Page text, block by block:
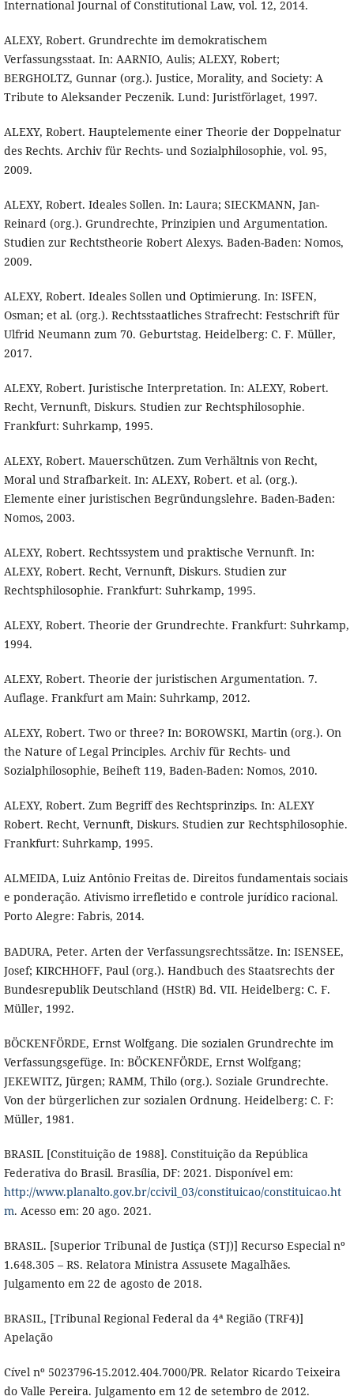
International Journal of Constitutional Law, vol. 12, 2014.
ALEXY, Robert. Grundrechte im demokratischem
Verfassungsstaat. In: AARNIO, Aulis; ALEXY, Robert;
BERGHOLTZ, Gunnar (org.). Justice, Morality, and Society: A
Tribute to Aleksander Peczenik. Lund: Juristförlaget, 1997.
ALEXY, Robert. Hauptelemente einer Theorie der Doppelnatur
des Rechts. Archiv für Rechts- und Sozialphilosophie, vol. 95,
2009.
ALEXY, Robert. Ideales Sollen. In: Laura; SIECKMANN, Jan-
Reinard (org.). Grundrechte, Prinzipien und Argumentation.
Studien zur Rechtstheorie Robert Alexys. Baden-Baden: Nomos,
2009.
ALEXY, Robert. Ideales Sollen und Optimierung. In: ISFEN,
Osman; et al. (org.). Rechtsstaatliches Strafrecht: Festschrift für
Ulfrid Neumann zum 70. Geburtstag. Heidelberg: C. F. Müller,
2017.
ALEXY, Robert. Juristische Interpretation. In: ALEXY, Robert.
Recht, Vernunft, Diskurs. Studien zur Rechtsphilosophie.
Frankfurt: Suhrkamp, 1995.
ALEXY, Robert. Mauerschützen. Zum Verhältnis von Recht,
Moral und Strafbarkeit. In: ALEXY, Robert. et al. (org.).
Elemente einer juristischen Begründungslehre. Baden-Baden:
Nomos, 2003.
ALEXY, Robert. Rechtssystem und praktische Vernunft. In:
ALEXY, Robert. Recht, Vernunft, Diskurs. Studien zur
Rechtsphilosophie. Frankfurt: Suhrkamp, 1995.
ALEXY, Robert. Theorie der Grundrechte. Frankfurt: Suhrkamp,
1994.
ALEXY, Robert. Theorie der juristischen Argumentation. 7.
Auflage. Frankfurt am Main: Suhrkamp, 2012.
ALEXY, Robert. Two or three? In: BOROWSKI, Martin (org.). On
the Nature of Legal Principles. Archiv für Rechts- und
Sozialphilosophie, Beiheft 119, Baden-Baden: Nomos, 2010.
ALEXY, Robert. Zum Begriff des Rechtsprinzips. In: ALEXY
Robert. Recht, Vernunft, Diskurs. Studien zur Rechtsphilosophie.
Frankfurt: Suhrkamp, 1995.
ALMEIDA, Luiz Antônio Freitas de. Direitos fundamentais sociais
e ponderação. Ativismo irrefletido e controle jurídico racional.
Porto Alegre: Fabris, 2014.
BADURA, Peter. Arten der Verfassungsrechtssätze. In: ISENSEE,
Josef; KIRCHHOFF, Paul (org.). Handbuch des Staatsrechts der
Bundesrepublik Deutschland (HStR) Bd. VII. Heidelberg: C. F.
Müller, 1992.
BÖCKENFÖRDE, Ernst Wolfgang. Die sozialen Grundrechte im
Verfassungsgefüge. In: BÖCKENFÖRDE, Ernst Wolfgang;
JEKEWITZ, Jürgen; RAMM, Thilo (org.). Soziale Grundrechte.
Von der bürgerlichen zur sozialen Ordnung. Heidelberg: C. F:
Müller, 1981.
BRASIL [Constituição de 1988]. Constituição da República
Federativa do Brasil. Brasília, DF: 2021. Disponível em:
http://www.planalto.gov.br/ccivil_03/constituicao/constituicao.ht
m. Acesso em: 20 ago. 2021.
BRASIL. [Superior Tribunal de Justiça (STJ)] Recurso Especial nº
1.648.305 – RS. Relatora Ministra Assusete Magalhães.
Julgamento em 22 de agosto de 2018.
BRASIL, [Tribunal Regional Federal da 4ª Região (TRF4)]
Apelação
Cível nº 5023796-15.2012.404.7000/PR. Relator Ricardo Teixeira
do Valle Pereira. Julgamento em 12 de setembro de 2012.